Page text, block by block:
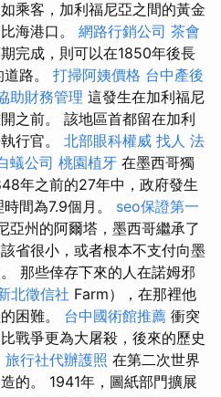
乘客，加利福尼亞之間的黃金
海港口。 網路行銷公司 茶會
完成，則可以在1850年後長
路。 打掃阿姨價格 台中產後
助財務管理 這發生在加利福尼
之前。 該地區首都留在加利
行官。 北部眼科權威 找人 法
蟻公司 桃園植牙 在墨西哥獨
年之前的27年中，政府發生
間為7.9個月。 seo保證第一
亞州的阿爾塔，墨西哥繼承了
省很小，或者根本不支付向墨
那些倖存下來的人在諾姆邪
北徵信社 Farm），在那裡他
困難。 台中國術館推薦 衝突
戰爭更為大屠殺，後來的歷史
旅行社代辦護照 在第二次世界
的。 1941年，圖紙部門擴展